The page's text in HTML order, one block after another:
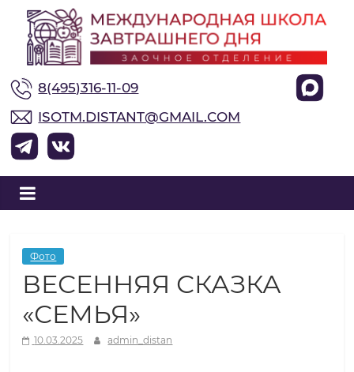
М
е
ж
д
у
н
а
8(495)316-11-09
ISOTM.DISTANT@GMAIL.COM
Фото
ВЕСЕННЯЯ СКАЗКА
«СЕМЬЯ»
10.03.2025 admin_distan